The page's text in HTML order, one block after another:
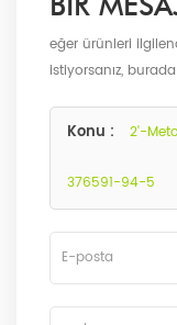
eğer ürünleri
istiyorsanız,
Konu : 2'-
376591-94-5